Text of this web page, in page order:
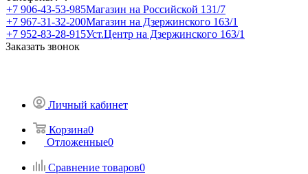
+7 906-43-53-985Магазин на Российской 131/7
+7 967-31-32-200Магазин на Дзержинского 163/1
+7 952-83-28-915Уст.Центр на Дзержинского 163/1
Заказать звонок
Личный кабинет
Корзина0
Отложенные0
Сравнение товаров0